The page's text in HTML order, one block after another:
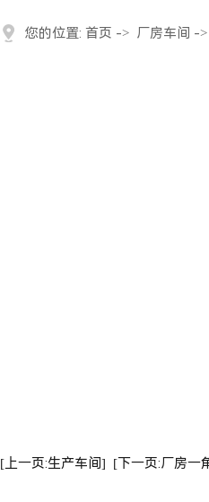
您的位置: 首页 -> 厂房车间 -
[上一页:生产车间] [下一页:厂房一